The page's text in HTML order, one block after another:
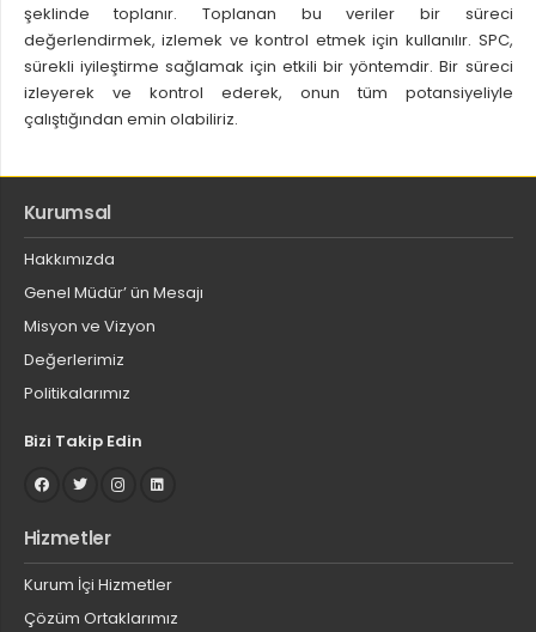
şeklinde toplanır. Toplanan bu veriler bir süreci
değerlendirmek, izlemek ve kontrol etmek için kullanılır. SPC,
sürekli iyileştirme sağlamak için etkili bir yöntemdir. Bir süreci
izleyerek ve kontrol ederek, onun tüm potansiyeliyle
çalıştığından emin olabiliriz.
Kurumsal
Hakkımızda
Genel Müdür’ ün Mesajı
Misyon ve Vizyon
Değerlerimiz
Politikalarımız
Bizi Takip Edin
Hizmetler
Kurum İçi Hizmetler
Çözüm Ortaklarımız